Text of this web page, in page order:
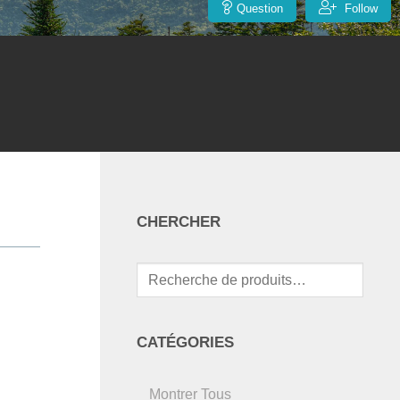
Question Follow
CHERCHER
Recherche
CATÉGORIES
Montrer Tous